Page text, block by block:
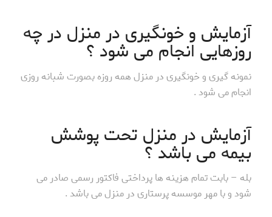
آزمایش و خونگیری در منزل در چه
روزهایی انجام می شود ؟
نمونه گیری و خونگیری در منزل همه روزه بصورت شبانه روزی
انجام می شود .
آزمایش در منزل تحت پوشش
بیمه می باشد ؟
بله – بابت تمام هزینه ها پرداختی فاکتور رسمی صادر می
شود و با مهر موسسه پرستاری در منزل می باشد .